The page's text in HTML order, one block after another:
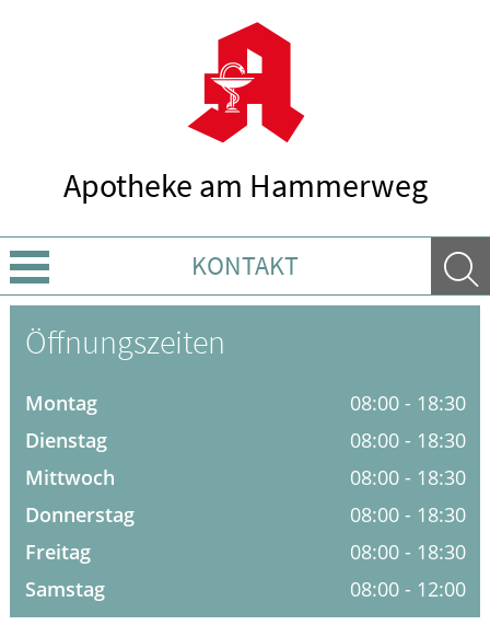
Apotheke am Hammerweg
KONTAKT
Über Uns
Ratgeber
HOMÖOPATHIE
GESUND IM ALTER
Öffnungszeiten
Montag
08:00 - 18:30
Dienstag
08:00 - 18:30
Mittwoch
08:00 - 18:30
Donnerstag
08:00 - 18:30
Freitag
08:00 - 18:30
Samstag
08:00 - 12:00